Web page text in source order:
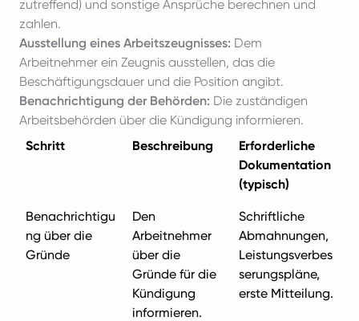
zutreffend) und sonstige Ansprüche berechnen und
zahlen.
Ausstellung eines Arbeitszeugnisses: Dem
Arbeitnehmer ein Zeugnis ausstellen, das die
Beschäftigungsdauer und die Position angibt.
Benachrichtigung der Behörden: Die zuständigen
Arbeitsbehörden über die Kündigung informieren.
Schritt
Beschreibung
Erforderliche
Dokumentation
(typisch)
Benachrichtigu
ng über die
Gründe
Den
Arbeitnehmer
über die
Gründe für die
Kündigung
informieren.
Schriftliche
Abmahnungen,
Leistungsverbes
serungspläne,
erste Mitteilung.